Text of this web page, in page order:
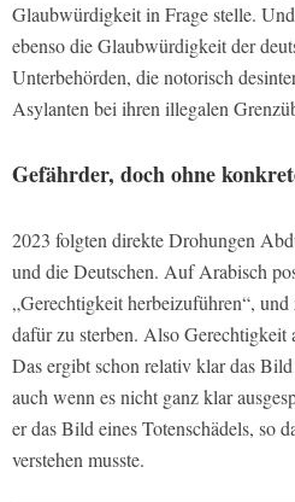
Glaubwürdigkeit in Frage stelle.
ebenso die Glaubwürdigkeit der
Unterbehörden, die notorisch
Asylanten bei ihren illegalen
Gefährder, doch ohne
2023 folgten direkte Drohungen
und die Deutschen. Auf Arabisch
„Gerechtigkeit herbeizuführen“,
dafür zu sterben. Also Gerechtigkeit
Das ergibt schon relativ klar das Bild
auch wenn es nicht ganz klar
er das Bild eines Totenschädels, so
verstehen musste.